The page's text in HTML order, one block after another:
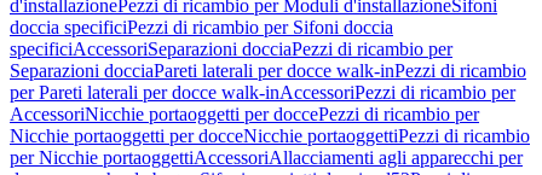
d'installazionePezzi di ricambio per Moduli d'installazioneSifoni
doccia specificiPezzi di ricambio per Sifoni doccia
specificiAccessoriSeparazioni docciaPezzi di ricambio per
Separazioni docciaPareti laterali per docce walk-inPezzi di ricambio
per Pareti laterali per docce walk-inAccessoriPezzi di ricambio per
AccessoriNicchie portaoggetti per doccePezzi di ricambio per
Nicchie portaoggetti per docceNicchie portaoggettiPezzi di ricambio
per Nicchie portaoggettiAccessoriAllacciamenti agli apparecchi per